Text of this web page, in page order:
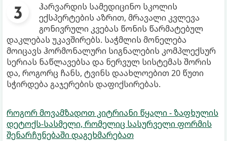
ჰარვარდის სამედიცინო სკოლის
ექსპერტების აზრით, მრავალი კვლევა
გონივრული კვებას წონის წარმატებულ
დაკლებას უკავშირებს. საჭმლის მონელება
მოიცავს ჰორმონალური სიგნალების კომპლექსურ
სერიას ნაწლავებსა და ნერვულ სისტემას შორის
და, როგორც ჩანს, ტვინს დაახლოებით 20 წუთი
სჭირდება გაჯერების დაფიქსირებას.
როგორ მოვამზადოთ კიტრიანი წყალი - ზაფხულის
დეტოქს-სასმელი, რომელიც სასურველი ფორმის
შენარჩუნებაში დაგეხმარებათ